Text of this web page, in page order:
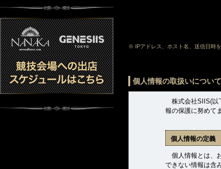
※ IPアドレス、ホスト名、送信日時
個人情報の取扱いについて
株式会社SIIS(以
報の保護に努めて
個人情報の定義
個人情報とは、
できない情報は含